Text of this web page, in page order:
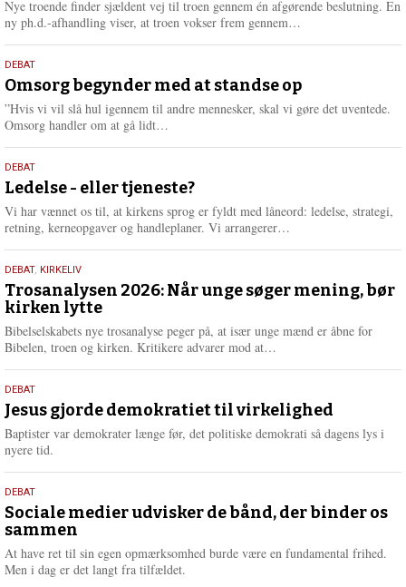
e
Nye troende finder sjældent vej til troen gennem én afgørende beslutning. En
ny ph.d.-afhandling viser, at troen vokser frem gennem…
e
r
e
9.
juli
2026
DEBAT
Omsorg begynder med at standse op
”Hvis vi vil slå hul igennem til andre mennesker, skal vi gøre det uventede.
Omsorg handler om at gå lidt…
e
r
e
10.
juni
2026
DEBAT
Ledelse - eller tjeneste?
Vi har vænnet os til, at kirkens sprog er fyldt med låneord: ledelse, strategi,
retning, kerneopgaver og handleplaner. Vi arrangerer…
e
2.
juni
2026
DEBAT, KIRKELIV
Trosanalysen 2026: Når unge søger mening, bør
kirken lytte
Bibelselskabets nye trosanalyse peger på, at især unge mænd er åbne for
Bibelen, troen og kirken. Kritikere advarer mod at…
e
r
e
18.
maj
2026
DEBAT
Jesus gjorde demokratiet til virkelighed
Baptister var demokrater længe før, det politiske demokrati så dagens lys i
nyere tid.
18.
maj
2026
DEBAT
Sociale medier udvisker de bånd, der binder os
sammen
At have ret til sin egen opmærksomhed burde være en fundamental frihed.
Men i dag er det langt fra tilfældet.